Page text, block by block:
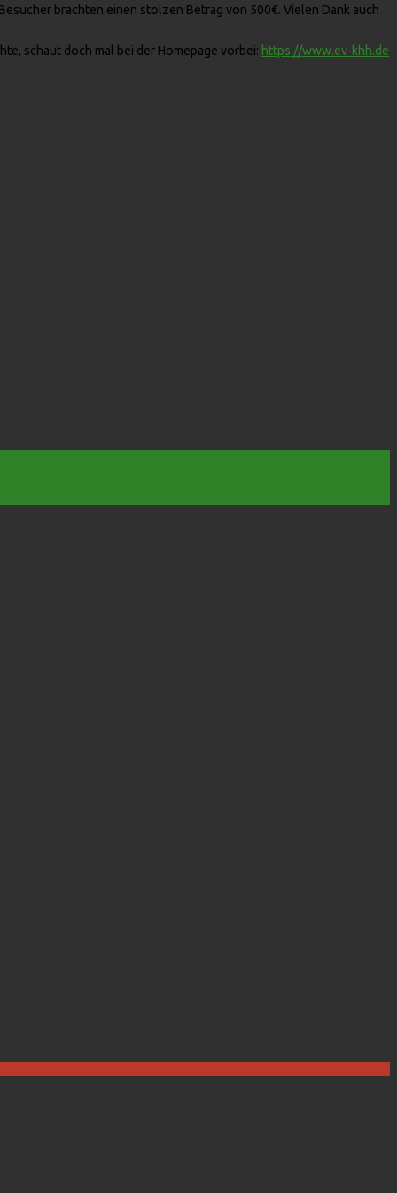
brachten einen stolzen Betrag von 500€. Vielen Dank auch
schaut doch mal bei der Homepage vorbei: https://www.ev-khh.de